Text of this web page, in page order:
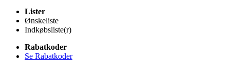
Lister
Ønskeliste
Indkøbsliste(r)
Rabatkoder
Se Rabatkoder